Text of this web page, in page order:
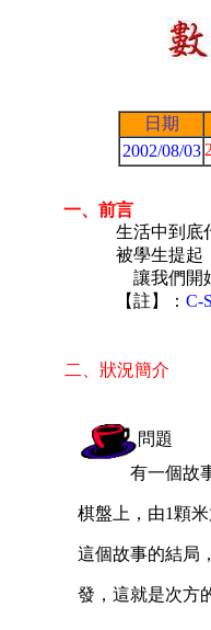
日期
2002/08/03
二、狀況簡介
問題
有一個故
棋盤上，由1顆
這個故事的結局
發，這就是次方
生活中到底
被學生提起
讓我們開
【註】： C-
一、前言